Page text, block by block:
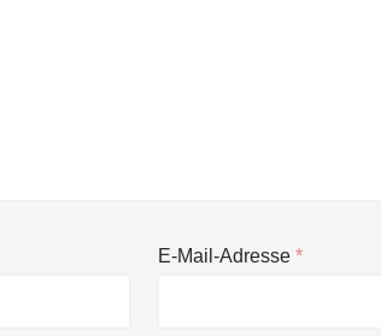
E-Mail-Adresse *